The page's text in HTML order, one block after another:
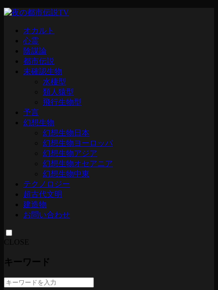
オカルト
心霊
陰謀論
都市伝説
未確認生物
水棲型
類人猿型
飛行生物型
予言
幻想生物
幻想生物日本
幻想生物ヨーロッパ
幻想生物アジア
幻想生物オセアニア
幻想生物中東
テクノロジー
超古代文明
建造物
お問い合わせ
CLOSE
キーワード